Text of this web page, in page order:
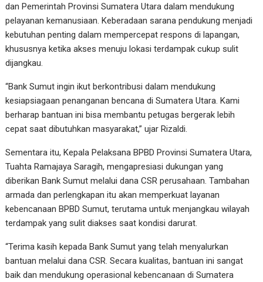
dan Pemerintah Provinsi Sumatera Utara dalam mendukung
pelayanan kemanusiaan. Keberadaan sarana pendukung menjadi
kebutuhan penting dalam mempercepat respons di lapangan,
khususnya ketika akses menuju lokasi terdampak cukup sulit
dijangkau.
“Bank Sumut ingin ikut berkontribusi dalam mendukung
kesiapsiagaan penanganan bencana di Sumatera Utara. Kami
berharap bantuan ini bisa membantu petugas bergerak lebih
cepat saat dibutuhkan masyarakat,” ujar Rizaldi.
Sementara itu, Kepala Pelaksana BPBD Provinsi Sumatera Utara,
Tuahta Ramajaya Saragih, mengapresiasi dukungan yang
diberikan Bank Sumut melalui dana CSR perusahaan. Tambahan
armada dan perlengkapan itu akan memperkuat layanan
kebencanaan BPBD Sumut, terutama untuk menjangkau wilayah
terdampak yang sulit diakses saat kondisi darurat.
“Terima kasih kepada Bank Sumut yang telah menyalurkan
bantuan melalui dana CSR. Secara kualitas, bantuan ini sangat
baik dan mendukung operasional kebencanaan di Sumatera